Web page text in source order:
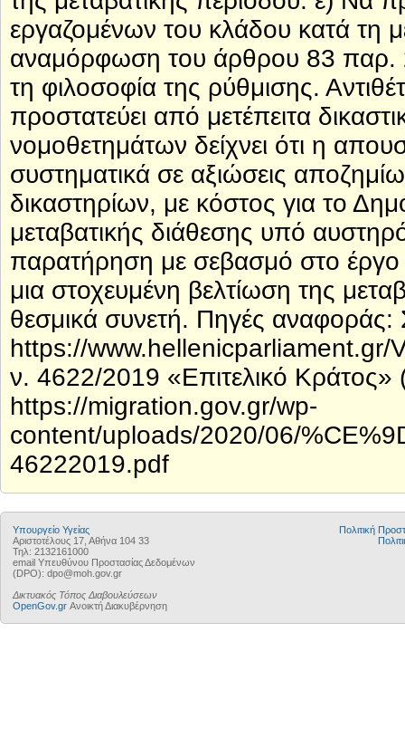
εργαζομένων του κλάδου κατά τη
αναμόρφωση του άρθρου 83 παρ. 2
τη φιλοσοφία της ρύθμισης.
προστατεύει από μετέπειτα
νομοθετημάτων δείχνει ότι η
συστηματικά σε αξιώσεις
δικαστηρίων, με κόστος για το
μεταβατικής διάθεσης υπό
παρατήρηση με σεβασμό στο έργο
μια στοχευμένη βελτίωση της
θεσμικά συνετή. Πηγές
https://www.hellenicparliament.gr/
ν. 4622/2019 «Επιτελικό
https://migration.gov.gr/wp-
content/uploads/2020/06/
46222019.pdf
Υπουργείο Υγείας
Αριστοτέλους 17, Αθήνα 104 33
Τηλ: 2132161000
email Υπευθύνου Προστασίας Δεδομένων
(DPO): dpo@moh.gov.gr
Δικτυακός Τόπος Διαβουλεύσεων
OpenGov.gr Ανοικτή Διακυβέρνηση
Πολιτική